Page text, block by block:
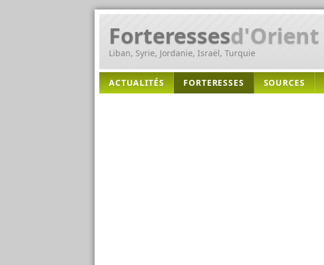
Forteressesd'Orient
Liban, Syrie, Jordanie, Israël, Turquie
ACTUALITÉS FORTERESSES SOURCES